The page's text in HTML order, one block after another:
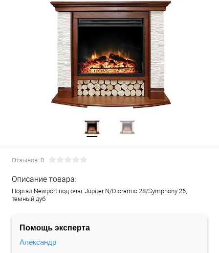
Отзывов: 0
Описание товара:
Портал Newport под очаг Jupiter N/Dioramic 28/Symphony 26,
темный дуб
Помощь эксперта
Александр